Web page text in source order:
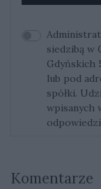
siedzibą w
Gdyńskich
lub pod
spółki.
wpisanych
Komentarze